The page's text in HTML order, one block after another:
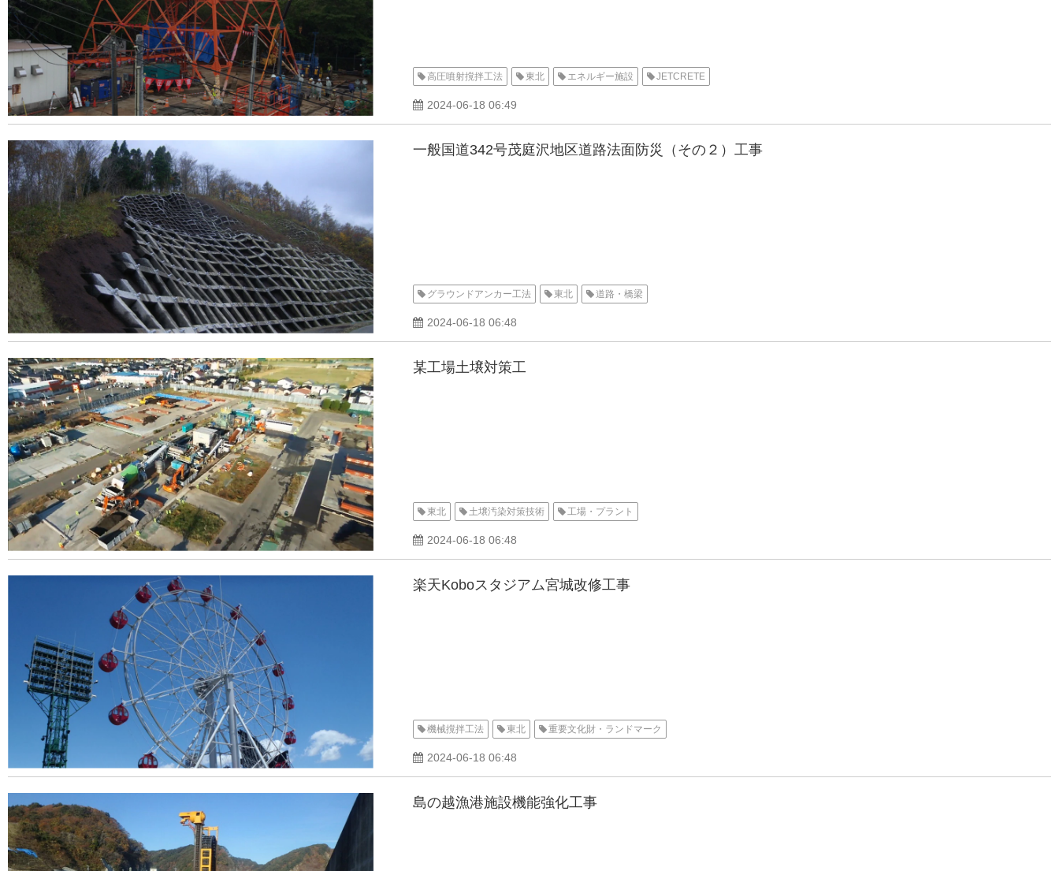
高圧噴射撹拌工法 東北 エネルギー施設 JETCRETE
2024-06-18 06:49
一般国道342号茂庭沢地区道路法面防災（その２）工事
グラウンドアンカー工法 東北 道路・橋梁
2024-06-18 06:48
某工場土壌対策工
東北 土壌汚染対策技術 工場・プラント
2024-06-18 06:48
楽天Koboスタジアム宮城改修工事
機械撹拌工法 東北 重要文化財・ランドマーク
2024-06-18 06:48
島の越漁港施設機能強化工事